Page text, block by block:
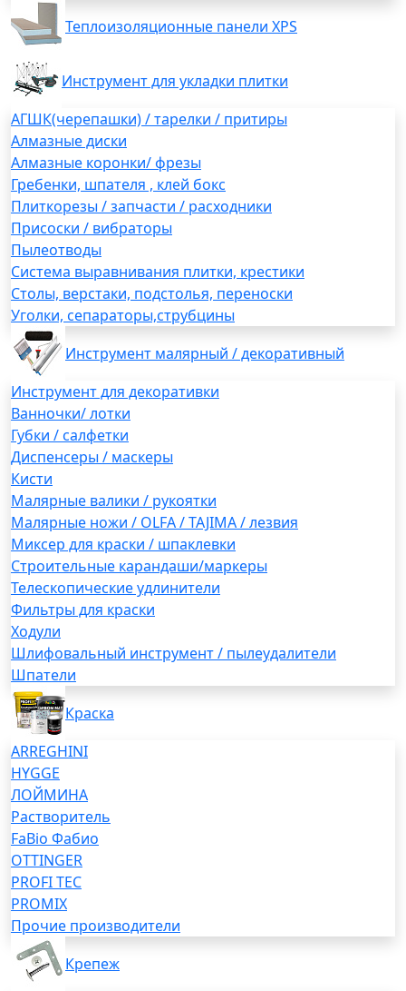
Теплоизоляционные панели XPS
Инструмент для укладки плитки
АГШК(черепашки) / тарелки / притиры
Алмазные диски
Алмазные коронки/ фрезы
Гребенки, шпателя , клей бокс
Плиткорезы / запчасти / расходники
Присоски / вибраторы
Пылеотводы
Система выравнивания плитки, крестики
Столы, верстаки, подстолья, переноски
Уголки, сепараторы,струбцины
Инструмент малярный / декоративный
Инструмент для декоративки
Ванночки/ лотки
Губки / салфетки
Диспенсеры / маскеры
Кисти
Малярные валики / рукоятки
Малярные ножи / OLFA / TAJIMA / лезвия
Миксер для краски / шпаклевки
Строительные карандаши/маркеры
Телескопические удлинители
Фильтры для краски
Ходули
Шлифовальный инструмент / пылеудалители
Шпатели
Краска
ARREGHINI
HYGGE
ЛОЙМИНА
Растворитель
FaBio Фабио
OTTINGER
PROFI TEC
PROMIX
Прочие производители
Крепеж